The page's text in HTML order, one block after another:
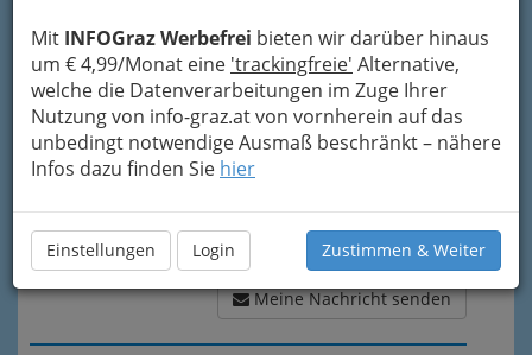
Mit INFOGraz Werbefrei bieten wir darüber hinaus
um € 4,99/Monat eine 'trackingfreie' Alternative,
welche die Datenverarbeitungen im Zuge Ihrer
Nutzung von info-graz.at von vornherein auf das
unbedingt notwendige Ausmaß beschränkt – nähere
Infos dazu finden Sie hier
Einstellungen Login Zustimmen & Weiter
Meine Nachricht senden